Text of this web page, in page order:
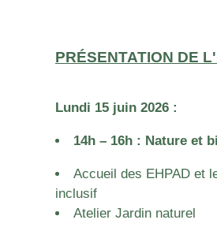
PRÉSENTATION DE
Lundi 15 juin 2026 :
14h – 16h : Nature et
Accueil des EHPAD et
inclusif
Atelier Jardin naturel